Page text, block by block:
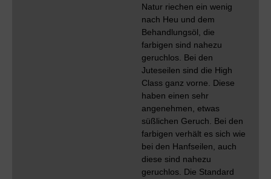
Natur riechen ein wenig
nach Heu und dem
Behandlungsöl, die
farbigen sind nahezu
geruchlos. Bei den
Juteseilen sind die High
Class ganz vorne. Diese
haben einen sehr
angenehmen, etwas
süßlichen Geruch. Bei den
farbigen verhält es sich wie
bei den Hanfseilen, auch
diese sind nahezu
geruchlos. Die Standard